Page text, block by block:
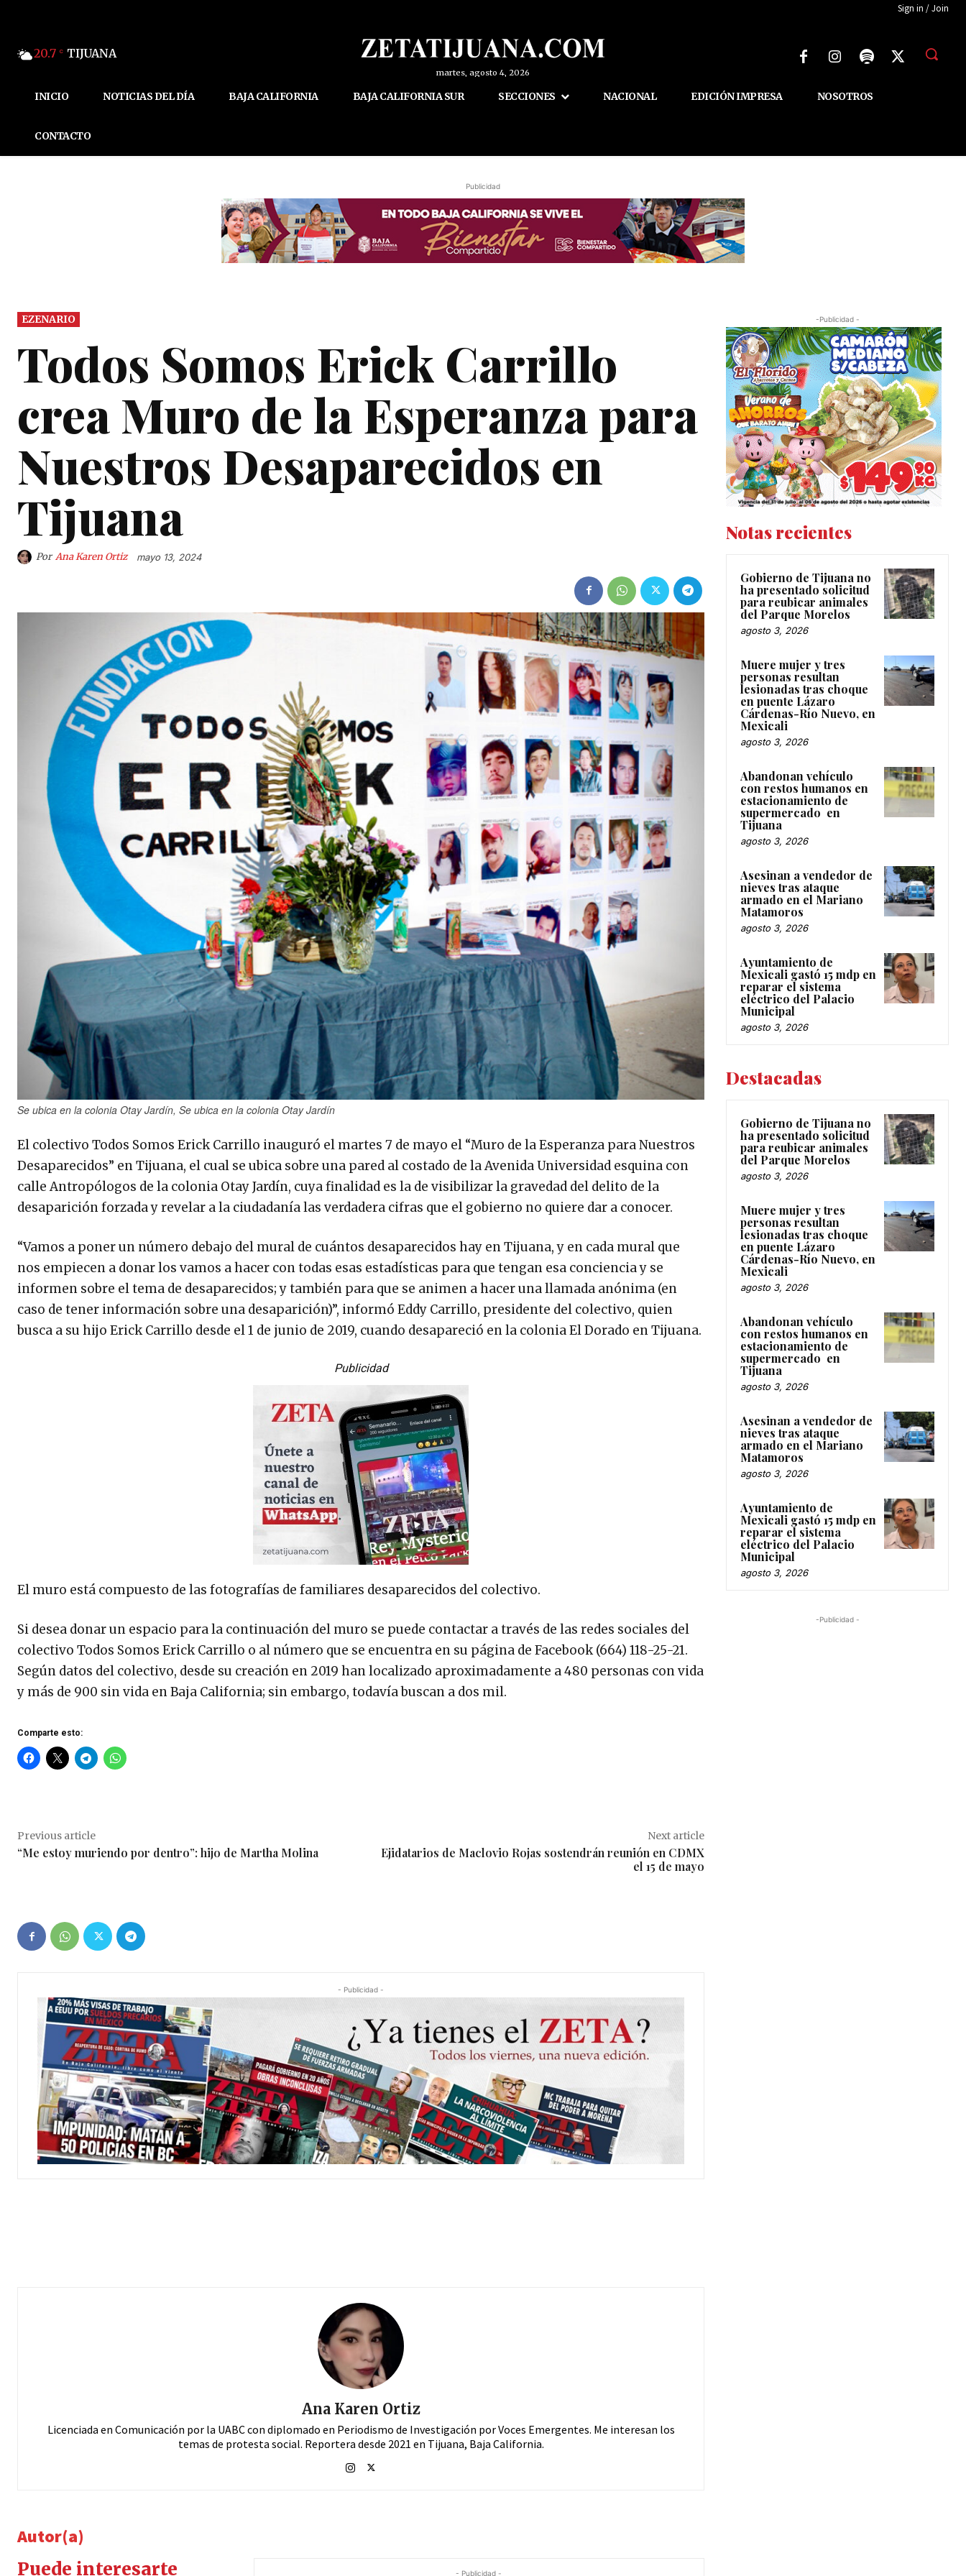
Sign in / Join
20.7 C TIJUANA
martes, agosto 4, 2026
INICIO NOTICIAS DEL DÍA BAJA CALIFORNIA BAJA CALIFORNIA SUR SECCIONES NACIONAL EDICIÓN IMPRESA NOSOTROS
CONTACTO
Publicidad
EZENARIO
Todos Somos Erick Carrillo
crea Muro de la Esperanza para
Nuestros Desaparecidos en
Tijuana
Por Ana Karen Ortiz mayo 13, 2024
Se ubica en la colonia Otay Jardín, Se ubica en la colonia Otay Jardín
El colectivo Todos Somos Erick Carrillo inauguró el martes 7 de mayo el “Muro de la Esperanza para Nuestros
Desaparecidos” en Tijuana, el cual se ubica sobre una pared al costado de la Avenida Universidad esquina con
calle Antropólogos de la colonia Otay Jardín, cuya finalidad es la de visibilizar la gravedad del delito de la
desaparición forzada y revelar a la ciudadanía las verdadera cifras que el gobierno no quiere dar a conocer.
“Vamos a poner un número debajo del mural de cuántos desaparecidos hay en Tijuana, y en cada mural que
nos empiecen a donar los vamos a hacer con todas esas estadísticas para que tengan esa conciencia y se
informen sobre el tema de desaparecidos; y también para que se animen a hacer una llamada anónima (en
caso de tener información sobre una desaparición)”, informó Eddy Carrillo, presidente del colectivo, quien
busca a su hijo Erick Carrillo desde el 1 de junio de 2019, cuando desapareció en la colonia El Dorado en Tijuana.
Publicidad
El muro está compuesto de las fotografías de familiares desaparecidos del colectivo.
Si desea donar un espacio para la continuación del muro se puede contactar a través de las redes sociales del
colectivo Todos Somos Erick Carrillo o al número que se encuentra en su página de Facebook (664) 118-25-21.
Según datos del colectivo, desde su creación en 2019 han localizado aproximadamente a 480 personas con vida
y más de 900 sin vida en Baja California; sin embargo, todavía buscan a dos mil.
Comparte esto:
Previous article
“Me estoy muriendo por dentro”: hijo de Martha Molina
Next article
Ejidatarios de Maclovio Rojas sostendrán reunión en CDMX
el 15 de mayo
- Publicidad -
Ana Karen Ortiz
Licenciada en Comunicación por la UABC con diplomado en Periodismo de Investigación por Voces Emergentes. Me interesan los
temas de protesta social. Reportera desde 2021 en Tijuana, Baja California.
Autor(a)
Puede interesarte
- Publicidad -
-Publicidad -
Notas recientes
Gobierno de Tijuana no
ha presentado solicitud
para reubicar animales
del Parque Morelos
agosto 3, 2026
Muere mujer y tres
personas resultan
lesionadas tras choque
en puente Lázaro
Cárdenas-Río Nuevo, en
Mexicali
agosto 3, 2026
Abandonan vehículo
con restos humanos en
estacionamiento de
supermercado en
Tijuana
agosto 3, 2026
Asesinan a vendedor de
nieves tras ataque
armado en el Mariano
Matamoros
agosto 3, 2026
Ayuntamiento de
Mexicali gastó 15 mdp en
reparar el sistema
eléctrico del Palacio
Municipal
agosto 3, 2026
Destacadas
Gobierno de Tijuana no
ha presentado solicitud
para reubicar animales
del Parque Morelos
agosto 3, 2026
Muere mujer y tres
personas resultan
lesionadas tras choque
en puente Lázaro
Cárdenas-Río Nuevo, en
Mexicali
agosto 3, 2026
Abandonan vehículo
con restos humanos en
estacionamiento de
supermercado en
Tijuana
agosto 3, 2026
Asesinan a vendedor de
nieves tras ataque
armado en el Mariano
Matamoros
agosto 3, 2026
Ayuntamiento de
Mexicali gastó 15 mdp en
reparar el sistema
eléctrico del Palacio
Municipal
agosto 3, 2026
-Publicidad -